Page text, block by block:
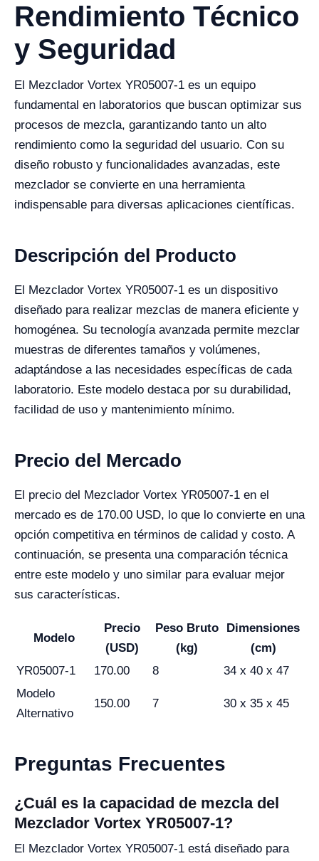
Rendimiento Técnico
y Seguridad
El Mezclador Vortex YR05007-1 es un equipo
fundamental en laboratorios que buscan optimizar sus
procesos de mezcla, garantizando tanto un alto
rendimiento como la seguridad del usuario. Con su
diseño robusto y funcionalidades avanzadas, este
mezclador se convierte en una herramienta
indispensable para diversas aplicaciones científicas.
Descripción del Producto
El Mezclador Vortex YR05007-1 es un dispositivo
diseñado para realizar mezclas de manera eficiente y
homogénea. Su tecnología avanzada permite mezclar
muestras de diferentes tamaños y volúmenes,
adaptándose a las necesidades específicas de cada
laboratorio. Este modelo destaca por su durabilidad,
facilidad de uso y mantenimiento mínimo.
Precio del Mercado
El precio del Mezclador Vortex YR05007-1 en el
mercado es de 170.00 USD, lo que lo convierte en una
opción competitiva en términos de calidad y costo. A
continuación, se presenta una comparación técnica
entre este modelo y uno similar para evaluar mejor
sus características.
Modelo
Precio
(USD)
Peso Bruto
(kg)
Dimensiones
(cm)
YR05007-1
170.00 8
34 x 40 x 47
Modelo
Alternativo
150.00 7 30 x 35 x 45
Preguntas Frecuentes
¿Cuál es la capacidad de mezcla del
Mezclador Vortex YR05007-1?
El Mezclador Vortex YR05007-1 está diseñado para